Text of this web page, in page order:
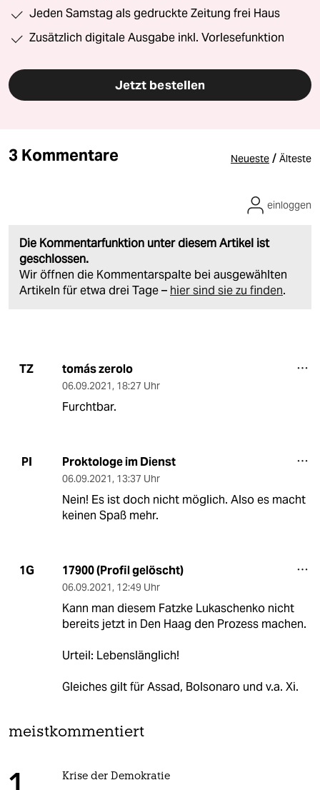
Jeden Samstag als gedruckte Zeitung frei Haus
Zusätzlich digitale Ausgabe inkl. Vorlesefunktion
Jetzt bestellen
3 Kommentare Neueste / Älteste
Die Kommentarfunktion unter diesem Artikel ist
geschlossen.
Wir öffnen die Kommentarspalte bei ausgewählten
Artikeln für etwa drei Tage – hier sind sie zu finden.
einloggen
TZ tomás zerolo
06.09.2021, 18:27 Uhr
Furchtbar.
PI Proktologe im Dienst
06.09.2021, 13:37 Uhr
Nein! Es ist doch nicht möglich. Also es macht
keinen Spaß mehr.
1G 17900 (Profil gelöscht)
06.09.2021, 12:49 Uhr
Kann man diesem Fatzke Lukaschenko nicht
bereits jetzt in Den Haag den Prozess machen.
Urteil: Lebenslänglich!
Gleiches gilt für Assad, Bolsonaro und v.a. Xi.
meistkommentiert
Krise der Demokratie